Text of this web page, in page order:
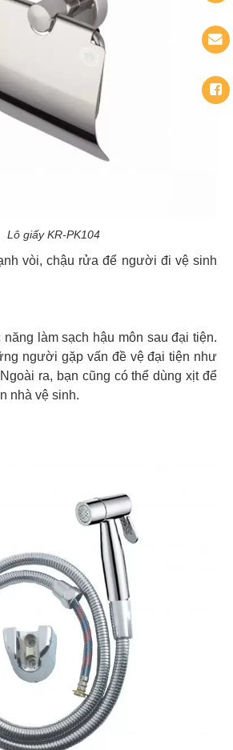
Lô giấy KR-PK104
vòi, chậu rửa để người đi vệ sinh
làm sạch hậu môn sau đại tiện.
người gặp vấn đề vệ đại tiện như
ra, bạn cũng có thể dùng xịt để
nhà vệ sinh.